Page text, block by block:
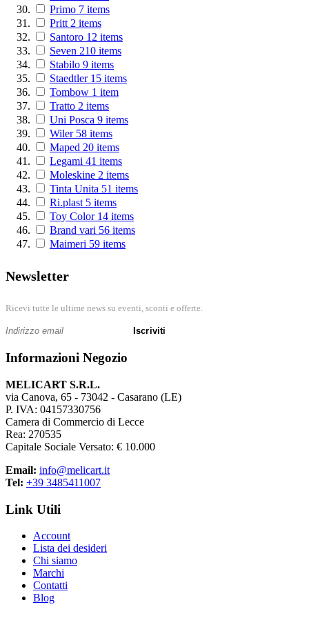
Primo 7 items
Pritt2 items
Santoro 12 items
Seven 210 items
Stabilo 9 items
Staedtler 15 items
Tombow 1 item
Tratto 2 items
Uni Posca 9 items
Wiler 58 items
Maped 20 items
Legami 41 items
Moleskine 2 items
Tinta Unita 51 items
Ri.plast 5 items
Toy Color 14 items
Brand vari 56 items
Maimeri 59 items
Newsletter
Ricevi tutte le ultime news su eventi, sconti e offerte.
Iscriviti
Informazioni Negozio
MELICART S.R.L.
via Canova, 65 - 73042 - Casarano (LE)
P. IVA: 04157330756
Camera di Commercio di Lecce
Rea: 270535
Capitale Sociale Versato: € 10.000
Email: info@melicart.it
Tel: +39 3485411007
Link Utili
Account
Lista dei desideri
Chi siamo
Marchi
Contatti
Blog